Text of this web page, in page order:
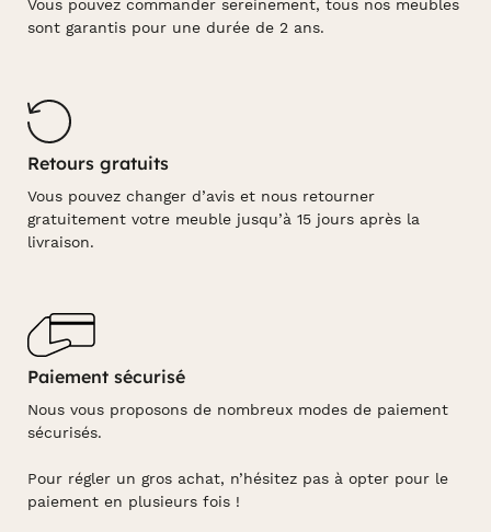
Vous pouvez commander sereinement, tous nos meubles
sont garantis pour une durée de 2 ans.
Retours gratuits
Vous pouvez changer d’avis et nous retourner
gratuitement votre meuble jusqu’à 15 jours après la
livraison.
Paiement sécurisé
Nous vous proposons de nombreux modes de paiement
sécurisés.
Pour régler un gros achat, n’hésitez pas à opter pour le
paiement en plusieurs fois !